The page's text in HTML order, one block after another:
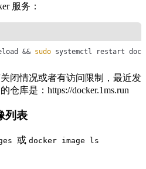
服务：
&& sudo systemctl restart
闭情况或者有访问限制，最近发
库是：https://docker.1ms.run
列表
或 docker image ls